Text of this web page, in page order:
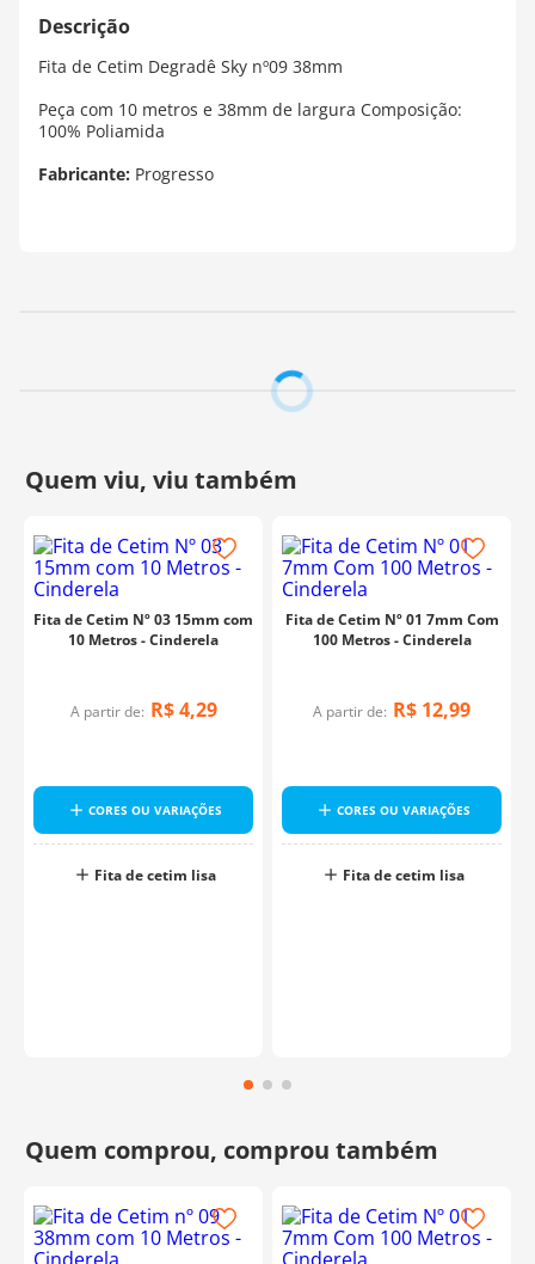
Fita de Cetim Degradê Sky nº09 38mm
Peça com 10 metros e 38mm de largura Composição:
100% Poliamida
Fabricante: Progresso
Fita de Cetim Nº 03 15mm com
10 Metros - Cinderela
A partir de: R$ 4,29
CORES OU VARIAÇÕES
Fita de cetim lisa
Fita de Cetim Nº 01 7mm Com
100 Metros - Cinderela
A partir de: R$ 12,99
CORES OU VARIAÇÕES
Fita de cetim lisa